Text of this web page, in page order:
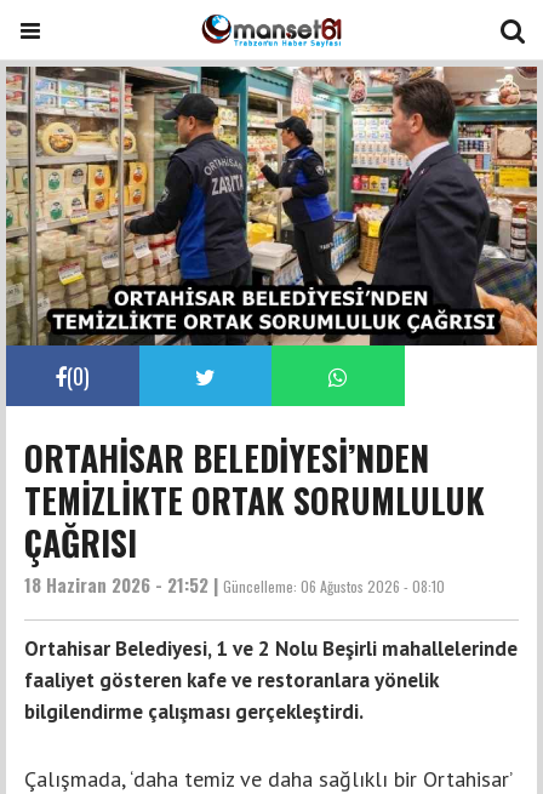
(0)
ORTAHİSAR BELEDİYESİ’NDEN
TEMİZLİKTE ORTAK SORUMLULUK
ÇAĞRISI
18 Haziran 2026 - 21:52 | Güncelleme: 06 Ağustos 2026 - 08:10
Ortahisar Belediyesi, 1 ve 2 Nolu Beşirli mahallelerinde
faaliyet gösteren kafe ve restoranlara yönelik
bilgilendirme çalışması gerçekleştirdi.
Çalışmada, ‘daha temiz ve daha sağlıklı bir Ortahisar’